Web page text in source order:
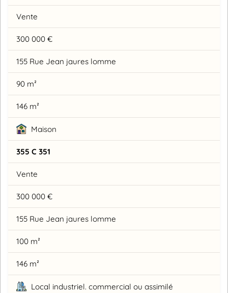
Vente
300 000 €
155 Rue Jean jaures lomme
90 m²
146 m²
Maison
355 C 351
Vente
300 000 €
155 Rue Jean jaures lomme
100 m²
146 m²
Local industriel. commercial ou assimilé